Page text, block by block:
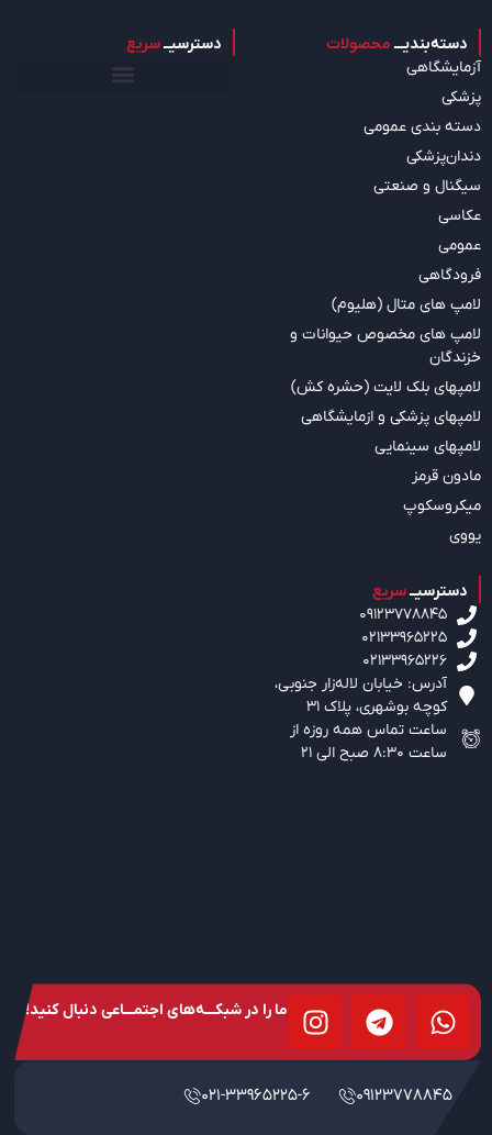
دسته‌بندیـــ محصولات
آزمایشگاهی
پزشکی
دسته بندی عمومی
دندان‌پزشکی
سیگنال و صنعتی
عکاسی
عمومی
فرودگاهی
لامپ های متال (هلیوم)
لامپ های مخصوص حیوانات و
خزندگان
لامپهای بلک لایت (حشره کش)
لامپهای پزشکی و ازمایشگاهی
لامپهای سینمایی
مادون قرمز
میکروسکوپ
یووی
دسترسیــسریع
دسترسیــسریع
09123778845
02133965225
02133965226
آدرس: خیابان لاله‌زار جنوبی،‌
کوچه بوشهری، پلاک 31
ساعت تماس همه روزه از
ساعت 8:30 صبح الی 21
ما را در شبکـــه‌های اجتمـــاعی دنبال کنید!
09123778845
021-33965225-6